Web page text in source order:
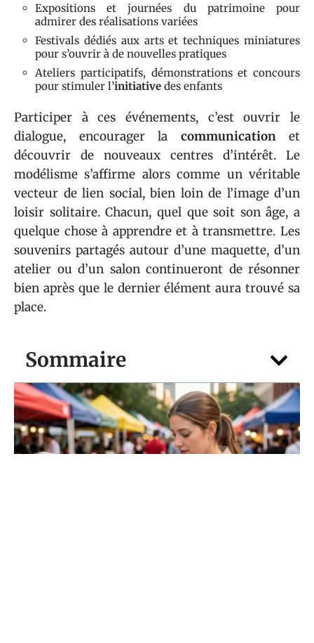
Sommaire
Expositions et journées du patrimoine pour
admirer des réalisations variées
Festivals dédiés aux arts et techniques miniatures
pour s’ouvrir à de nouvelles pratiques
Ateliers participatifs, démonstrations et concours
pour stimuler l’initiative des enfants
Participer à ces événements, c’est ouvrir le
dialogue, encourager la communicationet
découvrir de nouveaux centres d’intérêt. Le
modélisme s’affirme alors comme un véritable
vecteur de lien social, bien loin de l’image d’un
loisir solitaire. Chacun, quel que soit son âge, a
quelque chose à apprendre et à transmettre. Les
souvenirs partagés autour d’une maquette, d’un
atelier ou d’un salon continueront de résonner
bien après que le dernier élément aura trouvé sa
place.